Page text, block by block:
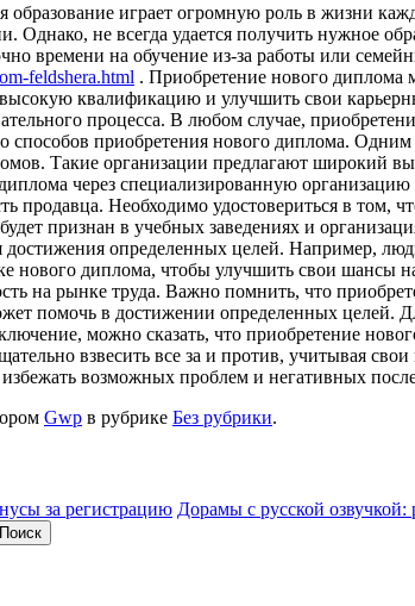
играет огромную роль в жизни
Однако, не всегда удается получить нужное
времени на обучение из-за работы или
feldshera.html . Приобретение нового диплома
квалификацию и улучшить свои
процесса. В любом случае,
способов приобретения нового диплома.
Такие организации предлагают широкий
через специализированную
продавца. Необходимо удостовериться в том,
признан в учебных заведениях и
достижения определенных целей. Например,
нового диплома, чтобы улучшить свои шансы
на рынке труда. Важно помнить, что
помочь в достижении определенных целей.
можно сказать, что приобретение
взвесить все за и против, учитывая
возможных проблем и негативных
Gwp в рубрике Без рубрики.
за регистрацию Дорамы с русской